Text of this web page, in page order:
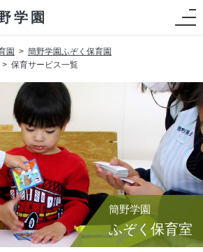
学園
園
簡野学園ふぞく保育園
保育サービス一覧
簡野学園
ふぞく保育室